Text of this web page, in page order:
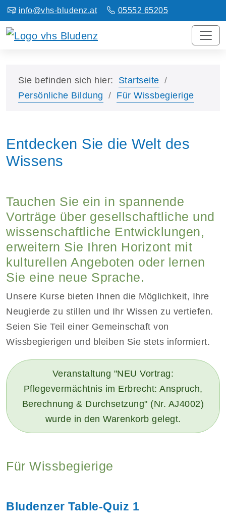
info@vhs-bludenz.at 05552 65205
Sie befinden sich hier:
Startseite
Persönliche Bildung
Für Wissbegierige
Entdecken Sie die Welt des
Wissens
Tauchen Sie ein in spannende
Vorträge über gesellschaftliche und
wissenschaftliche Entwicklungen,
erweitern Sie Ihren Horizont mit
kulturellen Angeboten oder lernen
Sie eine neue Sprache.
Unsere Kurse bieten Ihnen die Möglichkeit, Ihre
Neugierde zu stillen und Ihr Wissen zu vertiefen.
Seien Sie Teil einer Gemeinschaft von
Wissbegierigen und bleiben Sie stets informiert.
Veranstaltung "NEU Vortrag:
Pflegevermächtnis im Erbrecht: Anspruch,
Berechnung & Durchsetzung" (Nr. AJ4002)
wurde in den Warenkorb gelegt.
Für Wissbegierige
Bludenzer Table-Quiz 1